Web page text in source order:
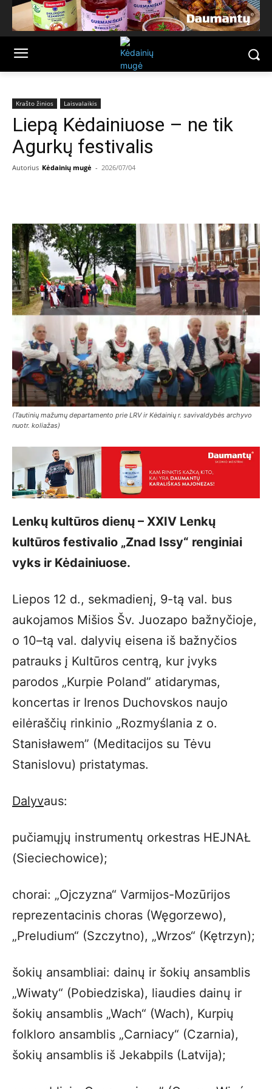
Krašto žinios Laisvalaikis
Liepą Kėdainiuose – ne tik
Agurkų festivalis
Autorius Kėdainių mugė - 2026/07/04
(Tautinių mažumų departamento prie LRV ir Kėdainių r. savivaldybės archyvo
nuotr. koliažas)
Lenkų kultūros dienų – XXIV Lenkų
kultūros festivalio „Znad Issy“ renginiai
vyks ir Kėdainiuose.
Liepos 12 d., sekmadienį, 9-tą val. bus
aukojamos Mišios Šv. Juozapo bažnyčioje,
o 10–tą val. dalyvių eisena iš bažnyčios
patrauks į Kultūros centrą, kur įvyks
parodos „Kurpie Poland” atidarymas,
koncertas ir Irenos Duchovskos naujo
eilėraščių rinkinio „Rozmyślania z o.
Stanisławem” (Meditacijos su Tėvu
Stanislovu) pristatymas.
Dalyvaus:
pučiamųjų instrumentų orkestras HEJNAŁ
(Sieciechowice);
chorai: „Ojczyzna“ Varmijos-Mozūrijos
reprezentacinis choras (Węgorzewo),
„Preludium“ (Szczytno), „Wrzos“ (Kętrzyn);
šokių ansambliai: dainų ir šokių ansamblis
„Wiwaty“ (Pobiedziska), liaudies dainų ir
šokių ansamblis „Wach“ (Wach), Kurpių
folkloro ansamblis „Carniacy“ (Czarnia),
šokių ansamblis iš Jekabpils (Latvija);